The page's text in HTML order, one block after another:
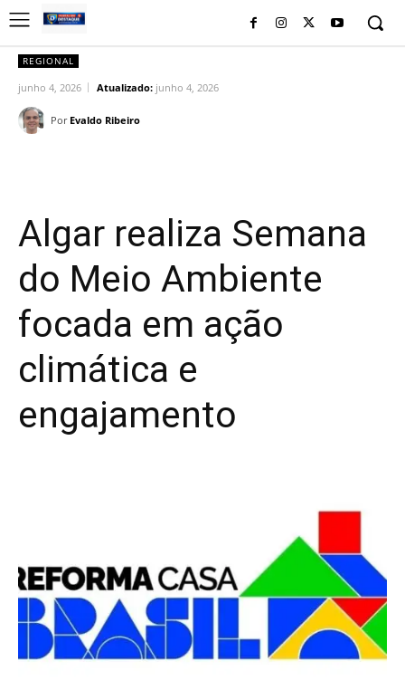
REGIONAL
junho 4, 2026 Atualizado: junho 4, 2026
Por Evaldo Ribeiro
Algar realiza Semana
do Meio Ambiente
focada em ação
climática e
engajamento